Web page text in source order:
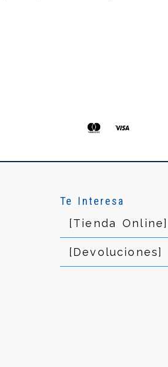
Te Interesa
[Tienda Online]
[Devoluciones]